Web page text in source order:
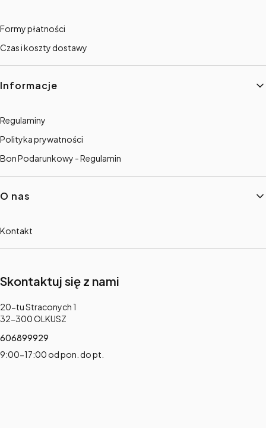
Formy płatności
Czas i koszty dostawy
Informacje
Regulaminy
Polityka prywatności
Bon Podarunkowy - Regulamin
O nas
Kontakt
Skontaktuj się z nami
Adres:
20-tu Straconych 1
32-300 OLKUSZ
606899929
9:00-17:00 od pon. do pt.